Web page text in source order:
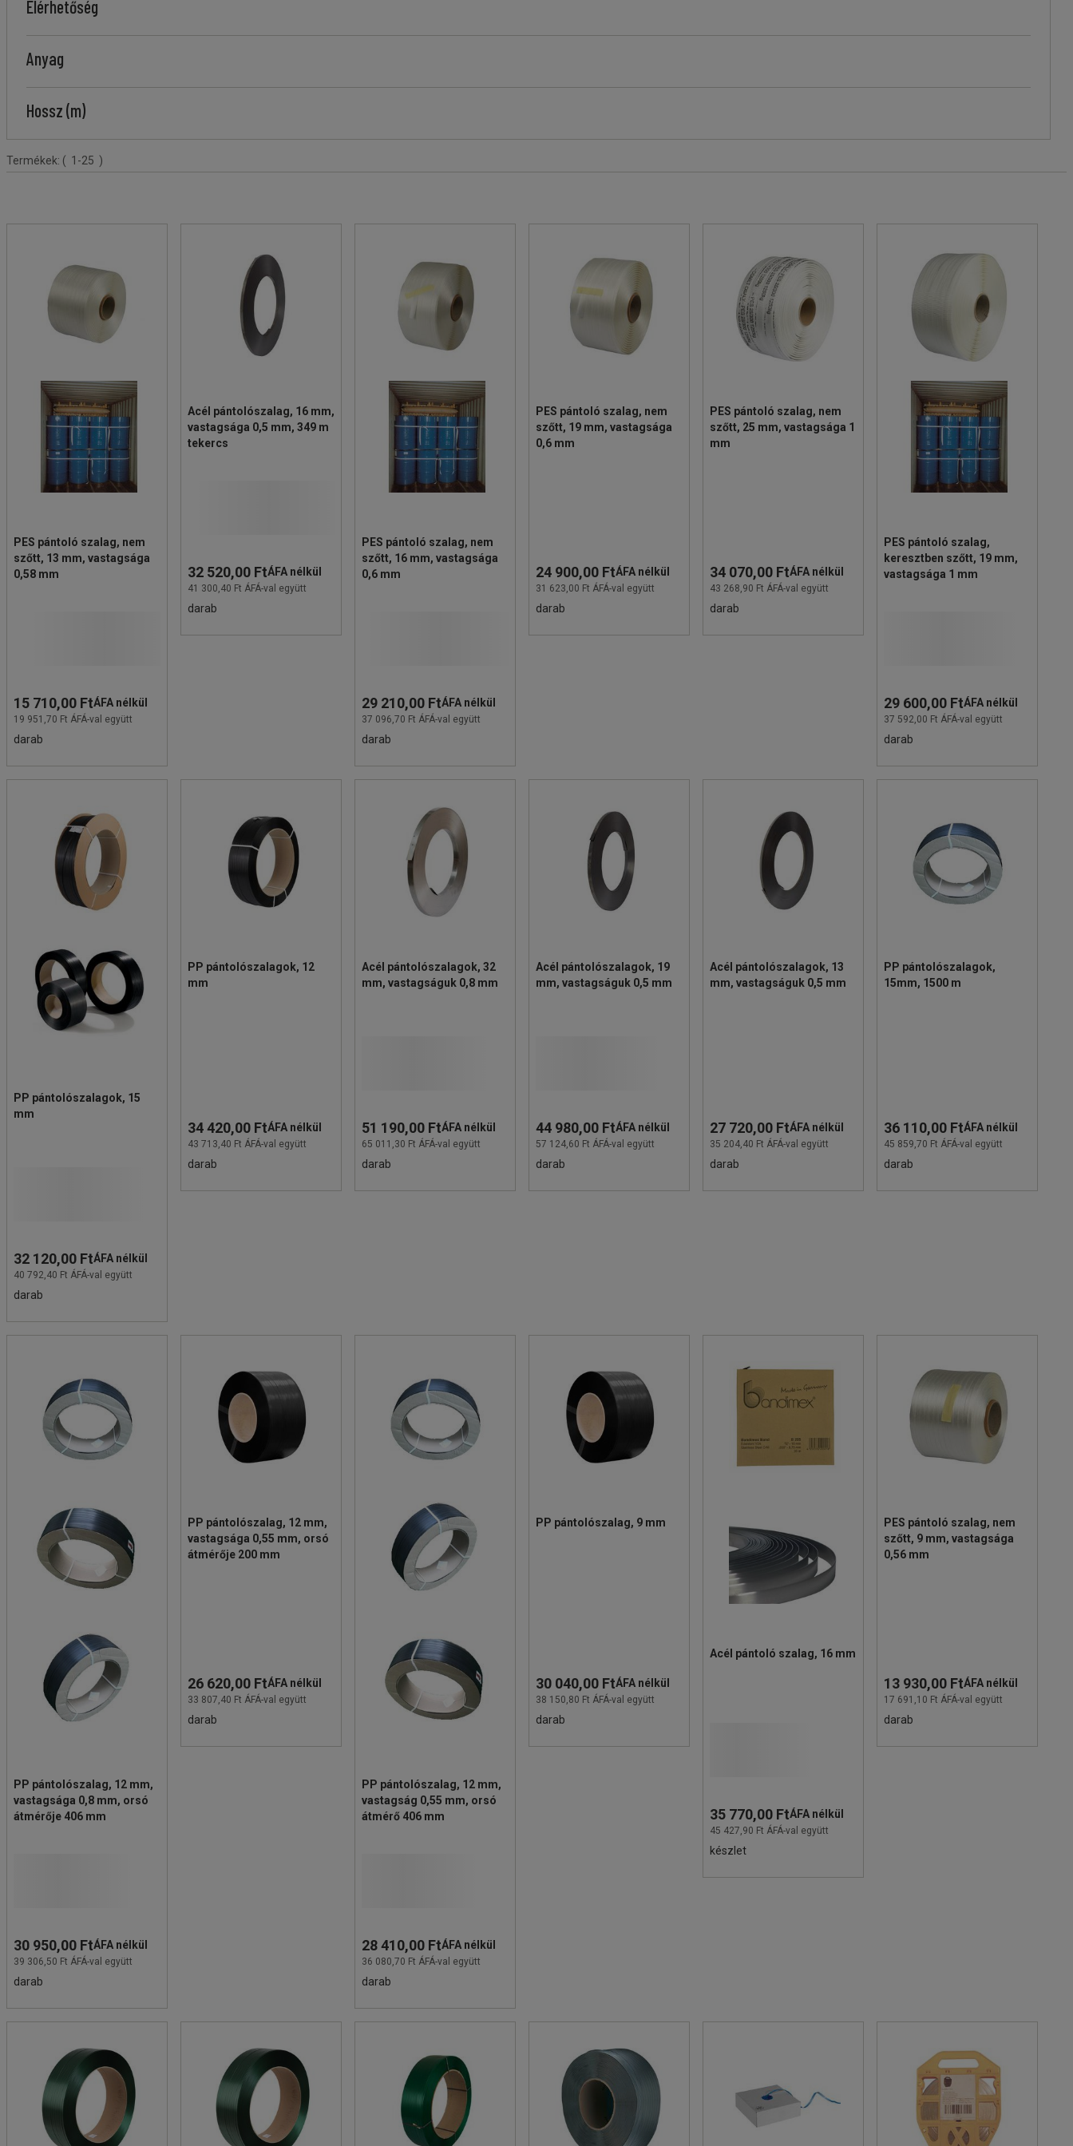
Elérhetőség
Anyag
Hossz (m)
Terméklista
Termékek: ( 1-25 )
PES pántoló szalag, nem
szőtt, 13 mm, vastagsága
0,58 mm
15 710,00 FtÁFA nélkül
19 951,70 Ft ÁFÁ-val együtt
darab
Acél pántolószalag, 16 mm,
vastagsága 0,5 mm, 349 m
tekercs
32 520,00 FtÁFA nélkül
41 300,40 Ft ÁFÁ-val együtt
darab
PES pántoló szalag, nem
szőtt, 16 mm, vastagsága
0,6 mm
29 210,00 FtÁFA nélkül
37 096,70 Ft ÁFÁ-val együtt
darab
PES pántoló szalag, nem
szőtt, 19 mm, vastagsága
0,6 mm
24 900,00 FtÁFA nélkül
31 623,00 Ft ÁFÁ-val együtt
darab
PES pántoló szalag, nem
szőtt, 25 mm, vastagsága 1
mm
34 070,00 FtÁFA nélkül
43 268,90 Ft ÁFÁ-val együtt
darab
PES pántoló szalag,
keresztben szőtt, 19 mm,
vastagsága 1 mm
29 600,00 FtÁFA nélkül
37 592,00 Ft ÁFÁ-val együtt
darab
PP pántolószalagok, 15
mm
32 120,00 FtÁFA nélkül
40 792,40 Ft ÁFÁ-val együtt
darab
PP pántolószalagok, 12
mm
34 420,00 FtÁFA nélkül
43 713,40 Ft ÁFÁ-val együtt
darab
Acél pántolószalagok, 32
mm, vastagságuk 0,8 mm
51 190,00 FtÁFA nélkül
65 011,30 Ft ÁFÁ-val együtt
darab
Acél pántolószalagok, 19
mm, vastagságuk 0,5 mm
44 980,00 FtÁFA nélkül
57 124,60 Ft ÁFÁ-val együtt
darab
Acél pántolószalagok, 13
mm, vastagságuk 0,5 mm
27 720,00 FtÁFA nélkül
35 204,40 Ft ÁFÁ-val együtt
darab
PP pántolószalagok,
15mm, 1500 m
36 110,00 FtÁFA nélkül
45 859,70 Ft ÁFÁ-val együtt
darab
PP pántolószalag, 12 mm,
vastagsága 0,8 mm, orsó
átmérője 406 mm
30 950,00 FtÁFA nélkül
39 306,50 Ft ÁFÁ-val együtt
darab
PP pántolószalag, 12 mm,
vastagsága 0,55 mm, orsó
átmérője 200 mm
26 620,00 FtÁFA nélkül
33 807,40 Ft ÁFÁ-val együtt
darab
PP pántolószalag, 12 mm,
vastagság 0,55 mm, orsó
átmérő 406 mm
28 410,00 FtÁFA nélkül
36 080,70 Ft ÁFÁ-val együtt
darab
PP pántolószalag, 9 mm
30 040,00 FtÁFA nélkül
38 150,80 Ft ÁFÁ-val együtt
darab
Acél pántoló szalag, 16 mm
35 770,00 FtÁFA nélkül
45 427,90 Ft ÁFÁ-val együtt
készlet
PES pántoló szalag, nem
szőtt, 9 mm, vastagsága
0,56 mm
13 930,00 FtÁFA nélkül
17 691,10 Ft ÁFÁ-val együtt
darab